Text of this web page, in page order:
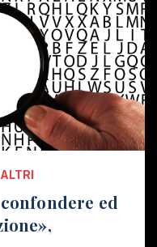
ed